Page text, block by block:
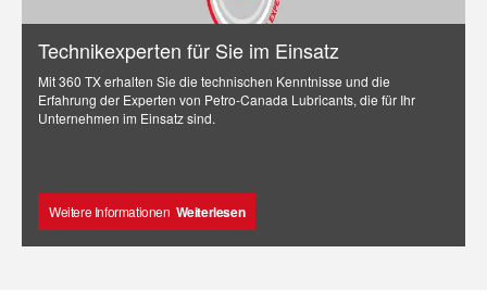
Technikexperten für Sie im Einsatz
Mit 360 TX erhalten Sie die technischen Kenntnisse und die
Erfahrung der Experten von Petro-Canada Lubricants, die für Ihr
Unternehmen im Einsatz sind.
Weitere Informationen Weiterlesen